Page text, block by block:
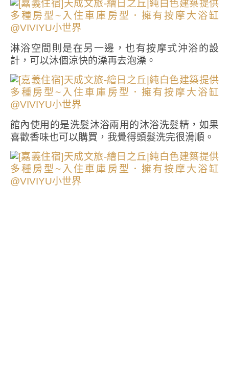
淋浴空間則是在另一邊，也有按摩式沖浴的設
計，可以沐個涼快的澡再去泡澡。
館內使用的是洗髮沐浴兩用的沐浴洗髮精，如果
喜歡香味也可以購買，我覺得頭髮洗完很滑順。